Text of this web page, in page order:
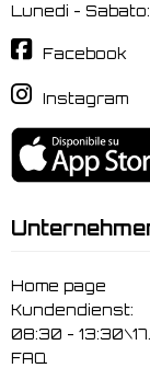
Lunedi -
Facebook
Instagram
Home page
Kundendienst:
08:30 -
FAQ